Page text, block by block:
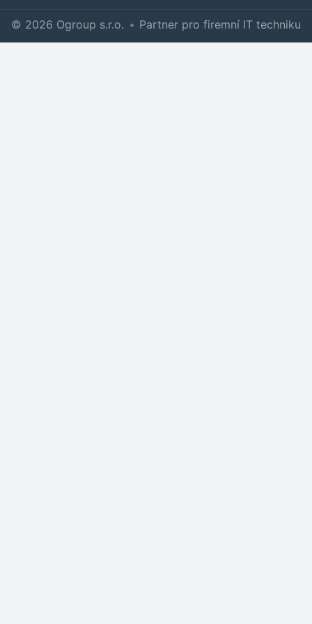
© 2026 Ogroup s.r.o. • Partner pro firemní IT techniku